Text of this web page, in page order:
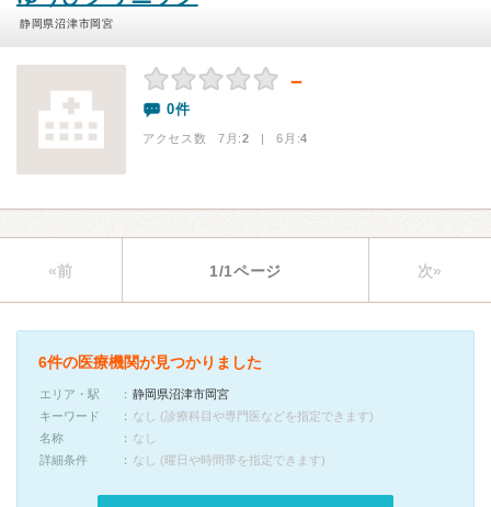
静岡県沼津市岡宮
－
0件
アクセス数 7月:2 | 6月:4
«前 1/1ページ 次»
6件の医療機関が見つかりました
エリア・駅
静岡県沼津市岡宮
キーワード
なし (診療科目や専門医などを指定できます)
名称
なし
詳細条件
なし (曜日や時間帯を指定できます)